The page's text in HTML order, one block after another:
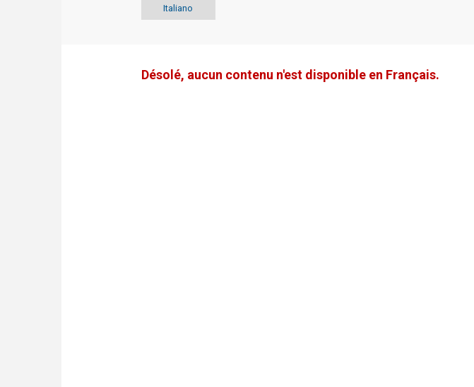
Italiano
Désolé, aucun contenu n'est disponible en Français.